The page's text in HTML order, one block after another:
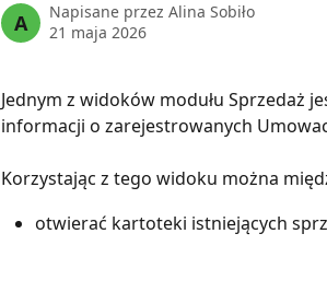
A Napisane przez Alina Sobiło
21 maja 2026
Jednym z widoków modułu Sprzedaż
informacji o zarejestrowanych
Korzystając z tego widoku można
otwierać kartoteki istniejących